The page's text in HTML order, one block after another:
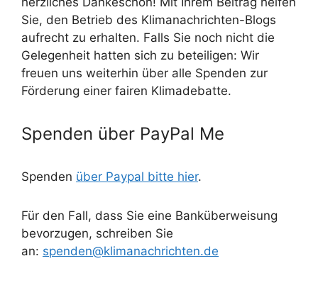
Sie, den Betrieb des Klimanachrichten-Blogs
aufrecht zu erhalten. Falls Sie noch nicht die
Gelegenheit hatten sich zu beteiligen: Wir
freuen uns weiterhin über alle Spenden zur
Förderung einer fairen Klimadebatte.
Spenden über PayPal Me
Spenden über Paypal bitte hier.
Für den Fall, dass Sie eine Banküberweisung
bevorzugen, schreiben Sie
an: spenden@klimanachrichten.de